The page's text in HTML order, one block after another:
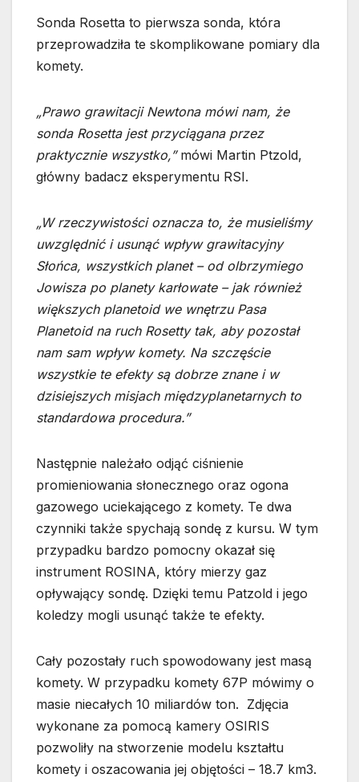
Sonda Rosetta to pierwsza sonda, która
przeprowadziła te skomplikowane pomiary dla
komety.
„Prawo grawitacji Newtona mówi nam, że
sonda Rosetta jest przyciągana przez
praktycznie wszystko,”mówi Martin Ptzold,
główny badacz eksperymentu RSI.
„W rzeczywistości oznacza to, że musieliśmy
uwzględnić i usunąć wpływ grawitacyjny
Słońca, wszystkich planet – od olbrzymiego
Jowisza po planety karłowate – jak również
większych planetoid we wnętrzu Pasa
Planetoid na ruch Rosetty tak, aby pozostał
nam sam wpływ komety. Na szczęście
wszystkie te efekty są dobrze znane i w
dzisiejszych misjach międzyplanetarnych to
standardowa procedura.”
Następnie należało odjąć ciśnienie
promieniowania słonecznego oraz ogona
gazowego uciekającego z komety. Te dwa
czynniki także spychają sondę z kursu. W tym
przypadku bardzo pomocny okazał się
instrument ROSINA, który mierzy gaz
opływający sondę. Dzięki temu Patzold i jego
koledzy mogli usunąć także te efekty.
Cały pozostały ruch spowodowany jest masą
komety. W przypadku komety 67P mówimy o
masie niecałych 10 miliardów ton. Zdjęcia
wykonane za pomocą kamery OSIRIS
pozwoliły na stworzenie modelu kształtu
komety i oszacowania jej objętości – 18.7 km3.